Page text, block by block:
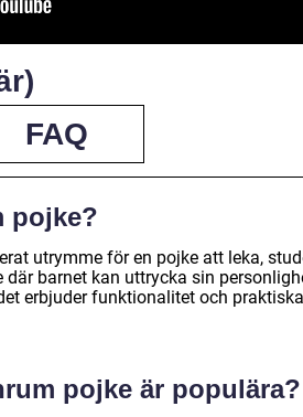
FAQ
pojke?
utrymme för en pojke att leka,
barnet kan uttrycka sin
erbjuder funktionalitet och praktiska
pojke är populära?